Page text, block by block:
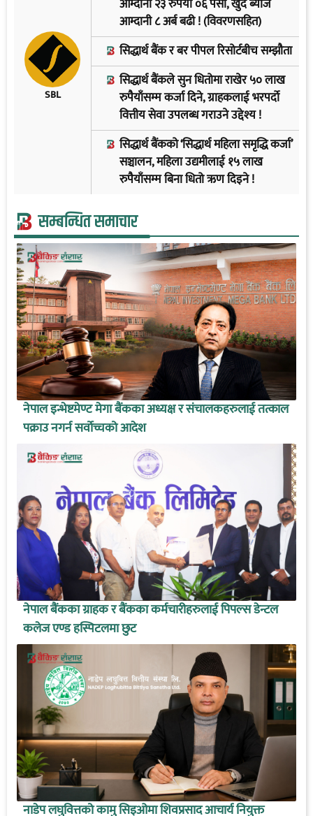
SBL
आम्दानी २३ रुपैयाँ ०६ पैसा, खुद ब्याज
आम्दानी ८ अर्ब बढी ! (विवरणसहित)
सिद्धार्थ बैंक र बर पीपल रिसोर्टबीच सम्झौता
सिद्धार्थ बैंकले सुन धितोमा राखेर ५० लाख
रुपैयाँसम्म कर्जा दिने, ग्राहकलाई भरपर्दो
वित्तीय सेवा उपलब्ध गराउने उद्देश्य !
सिद्धार्थ बैंकको ‘सिद्धार्थ महिला समृद्धि कर्जा’
सञ्चालन, महिला उद्यमीलाई १५ लाख
रुपैयाँसम्म बिना धितो ऋण दिइने !
सम्बन्धित समाचार
नेपाल इन्भेष्टमेण्ट मेगा बैंकका अध्यक्ष र संचालकहरुलाई तत्काल
पक्राउ नगर्न सर्वोच्चको आदेश
नेपाल बैंकका ग्राहक र बैंकका कर्मचारीहरुलाई पिपल्स डेन्टल
कलेज एण्ड हस्पिटलमा छुट
नाडेप लघुवित्तको कामु सिइओमा शिवप्रसाद आचार्य नियुक्त